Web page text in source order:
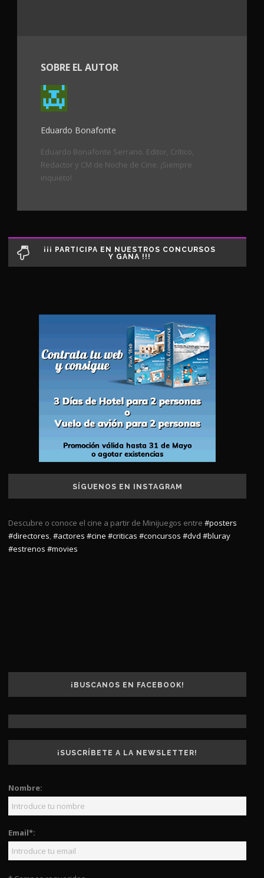
SOBRE EL AUTOR
Eduardo Bonafonte
Eduardo Bonafonte Serrano. Editor, Crítico,
Redactor y CM de Noche de Cine. ¡Siempre
inquieto!
¡¡¡ PARTICIPA EN NUESTROS CONCURSOS
Y GANA !!!
SÍGUENOS EN INSTAGRAM
Descubre o conoce el cine a partir de Minijuegos entre #posters
#directores #actores #cine #criticas #concursos #dvd #bluray
#estrenos #movies
¡BUSCANOS EN FACEBOOK!
¡SUSCRÍBETE A LA NEWSLETTER!
Nombre:
Email*: